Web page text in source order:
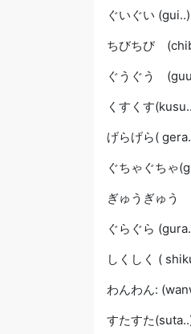
ぐいぐい
ちびちび
ぐうぐう
くすくす
げらげら(
ぐちゃぐちゃ
ぎゅうぎゅう
ぐらぐら
しくしく (
わんわん:
すたすた